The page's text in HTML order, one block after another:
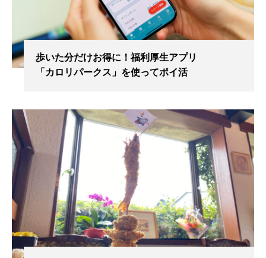
歩いた分だけお得に！福利厚生アプリ
「カロリパークス」を使ってポイ活